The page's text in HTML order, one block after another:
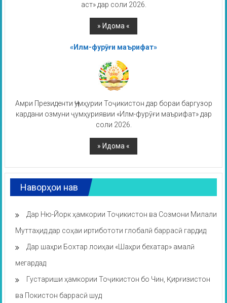
аст» дар соли 2026.
«Илм-фурӯғи маърифат»
Амри Президенти Ҷумҳурии Тоҷикистон дар бораи баргузор
кардани озмуни ҷумҳуриявии «Илм-фурӯғи маърифат» дар
соли 2026.
Наворҳои нав
Дар Ню-Йорк ҳамкории Тоҷикистон ва Созмони Милали
Муттаҳид дар соҳаи иртибототи глобалӣ баррасӣ гардид
Дар шаҳри Бохтар лоиҳаи «Шаҳри бехатар» амалӣ
мегардад
Густариши ҳамкории Тоҷикистон бо Чин, Қирғизистон
ва Покистон баррасӣ шуд